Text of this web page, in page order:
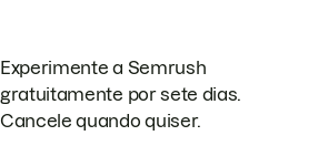
Experimente a Semrush
gratuitamente por sete dias.
Cancele quando quiser.